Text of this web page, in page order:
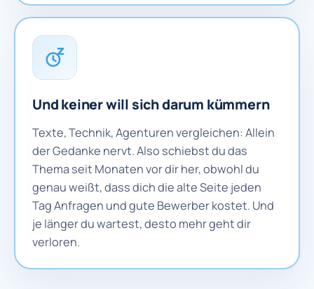
Und keiner will sich darum kümmern
Texte, Technik, Agenturen vergleichen: Allein
der Gedanke nervt. Also schiebst du das
Thema seit Monaten vor dir her, obwohl du
genau weißt, dass dich die alte Seite jeden
Tag Anfragen und gute Bewerber kostet. Und
je länger du wartest, desto mehr geht dir
verloren.